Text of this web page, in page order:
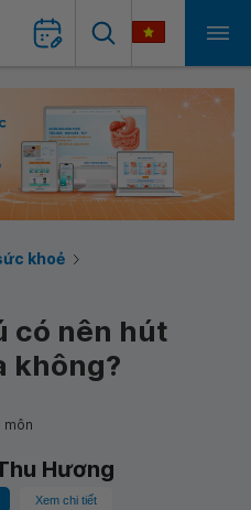
khoẻ
có nên hút
không?
môn
Hương
Xem chi tiết